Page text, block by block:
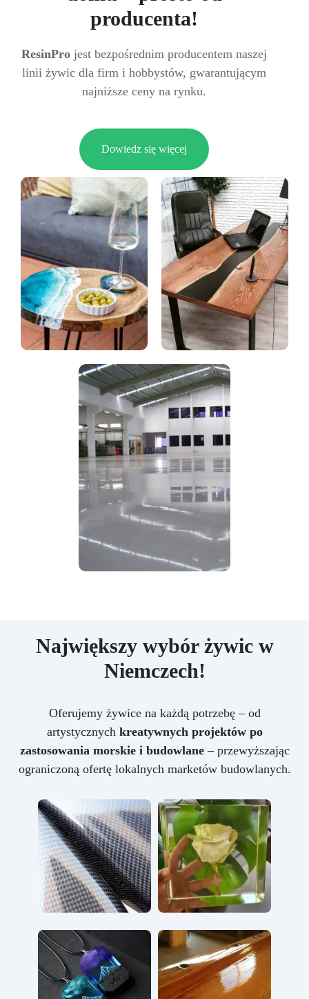
producenta!
ResinPro jest bezpośrednim producentem naszej
linii żywic dla firm i hobbystów, gwarantującym
najniższe ceny na rynku.
Dowiedz się więcej
Największy wybór żywic w
Niemczech!
Oferujemy żywice na każdą potrzebę – od
artystycznych kreatywnych projektów po
zastosowania morskie i budowlane– przewyższając
ograniczoną ofertę lokalnych marketów budowlanych.